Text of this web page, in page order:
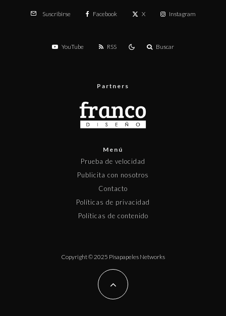
Suscribirse Facebook X Instagram
YouTube RSS Buscar
Partners
Menú
Prueba de velocidad
Publicita con nosotros
Contacto
Políticas de privacidad
Políticas de contenido
Copyright © 2025 Pisapapeles Networks